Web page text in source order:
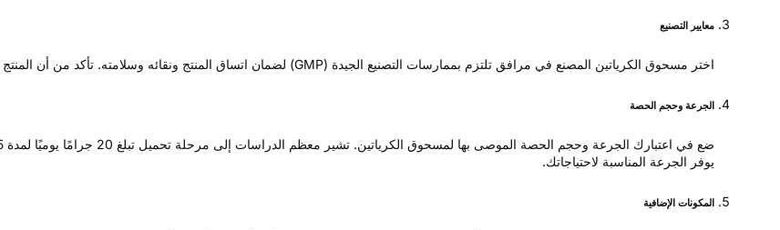
معايير التصنيع
اختر مسحوق الكرياتين المصنع في مرافق تلتزم بممارسات التصنيع الجيدة (GMP) لضمان اتساق المنتج ونقائه وسلامته. تأكد من أن المنتج خالٍ من الملوثات ويلبي المعايير التنظيمية.
الجرعة وحجم الحصة
يوفر الجرعة المناسبة لاحتياجاتك.
المكونات الإضافية